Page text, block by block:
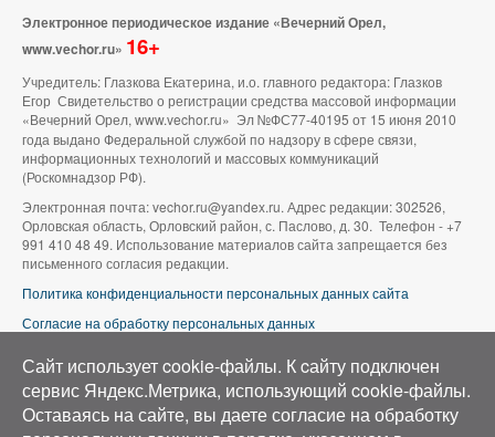
Электронное периодическое издание «Вечерний Орел,
www.vechor.ru» 16+
Учредитель: Глазкова Екатерина, и.о. главного редактора: Глазков
Егор Свидетельство о регистрации средства массовой информации
«Вечерний Орел, www.vechor.ru» Эл №ФС77-40195 от 15 июня 2010
года выдано Федеральной службой по надзору в сфере связи,
информационных технологий и массовых коммуникаций
(Роскомнадзор РФ).
Электронная почта: vechor.ru@yandex.ru. Адрес редакции: 302526,
Орловская область, Орловский район, с. Паслово, д. 30. Телефон - +7
991 410 48 49. Использование материалов сайта запрещается без
письменного согласия редакции.
Политика конфиденциальности персональных данных сайта
Согласие на обработку персональных данных
Аэросъемка в Орле»
Сайт использует cookie-файлы. К cайту подключен
сервис Яндекс.Метрика, использующий cookie-файлы.
Оставаясь на сайте, вы даете согласие на обработку